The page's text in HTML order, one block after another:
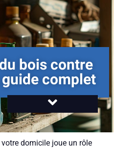
bois contre
complet
domicile joue un rôle